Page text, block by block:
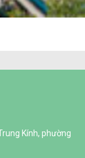
Kính, phường